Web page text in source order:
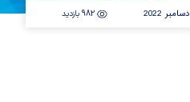
982 بازدید